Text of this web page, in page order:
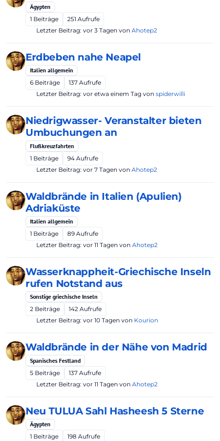
Ägypten
1 Beiträge 251 Aufrufe
Letzter Beitrag: vor 3 Tagen von Ahotep2
Erdbeben nahe Neapel
Italien allgemein
6 Beiträge 137 Aufrufe
Letzter Beitrag: vor etwa einem Tag von spiderwilli
Niedrigwasser- Veranstalter bieten
Umbuchungen an
Flußkreuzfahrten
1 Beiträge 94 Aufrufe
Letzter Beitrag: vor 7 Tagen von Ahotep2
Waldbrände in Italien (Apulien)
Adriaküste
Italien allgemein
1 Beiträge 89 Aufrufe
Letzter Beitrag: vor 11 Tagen von Ahotep2
Wasserknappheit-Griechische Inseln
rufen Notstand aus
Sonstige griechische Inseln
2 Beiträge 142 Aufrufe
Letzter Beitrag: vor 10 Tagen von Kourion
Waldbrände in der Nähe von Madrid
Spanisches Festland
5 Beiträge 137 Aufrufe
Letzter Beitrag: vor 11 Tagen von Ahotep2
Neu TULUA Sahl Hasheesh 5 Sterne
Ägypten
1 Beiträge 198 Aufrufe